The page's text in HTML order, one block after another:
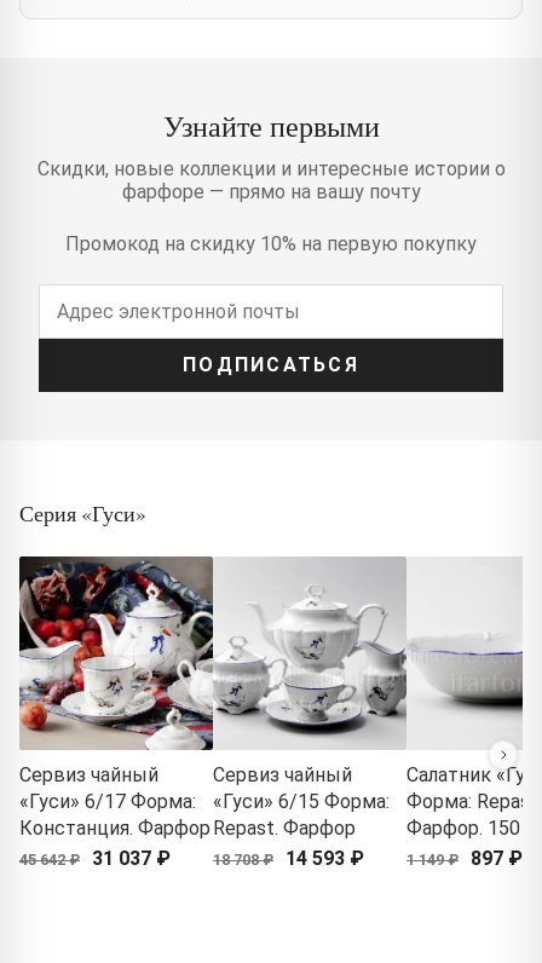
Узнайте первыми
Скидки, новые коллекции и интересные истории о
фарфоре — прямо на вашу почту
Промокод на скидку 10% на первую покупку
ПОДПИСАТЬСЯ
Серия «Гуси»
Сервиз чайный
«Гуси» 6/17 Форма:
Констанция. Фарфор
45 642 ₽ 31 037 ₽
Сервиз чайный
«Гуси» 6/15 Форма:
Repast. Фарфор
18 708 ₽ 14 593 ₽
Салатник
Форма: Repast.
Фарфор. 150
1 149 ₽ 897 ₽